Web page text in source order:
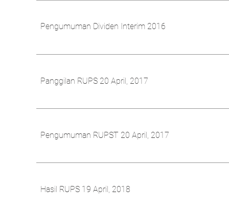
Pengumuman Dividen Interim 2016
Panggilan RUPS 20 April, 2017
Pengumuman RUPST 20 April, 2017
Hasil RUPS 19 April, 2018